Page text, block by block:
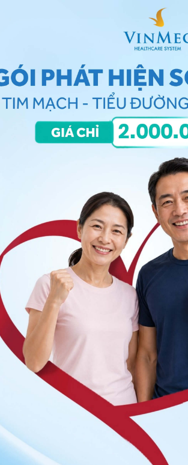
- Khoa Khám bệnh & Nội khoa -
loại củ quả?
2h có phải tiểu đường?
bệnh tiểu đường không
trị tiểu đường
nên ăn
lòng bấm sốHOTLINE, đặt mua GÓI
tự động trên ứng dụng My Vinmec để
dụng.
Tiểu đường